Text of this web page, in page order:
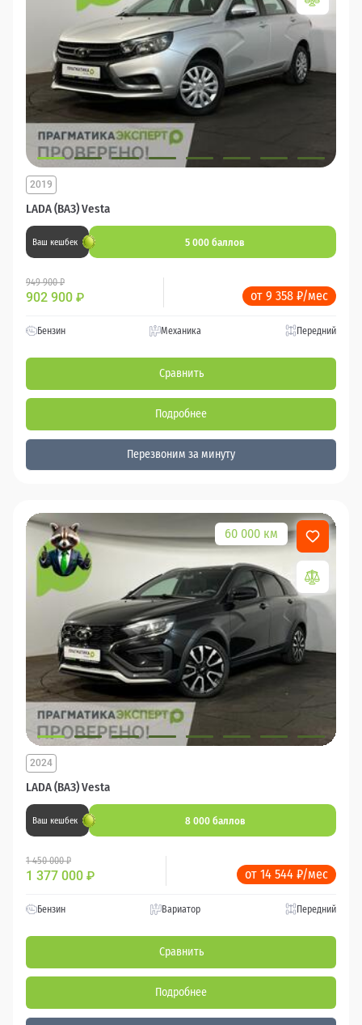
LADA (ВАЗ) Vesta
2019
Ваш кешбек 5 000 баллов
949 900 ₽
902 900 ₽ от 9 358 ₽/мес
Бензин Механика Передний
Сравнить
Подробнее
Перезвоним за минуту
60 000 км
LADA (ВАЗ) Vesta
2024
Ваш кешбек 8 000 баллов
1 450 000 ₽
1 377 000 ₽ от 14 544 ₽/мес
Бензин Вариатор Передний
Сравнить
Подробнее